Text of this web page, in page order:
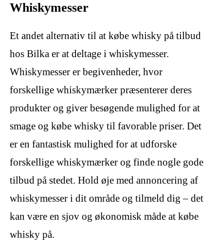
Whiskymesser
Et andet alternativ til at købe whisky på tilbud
hos Bilka er at deltage i whiskymesser.
Whiskymesser er begivenheder, hvor
forskellige whiskymærker præsenterer deres
produkter og giver besøgende mulighed for at
smage og købe whisky til favorable priser. Det
er en fantastisk mulighed for at udforske
forskellige whiskymærker og finde nogle gode
tilbud på stedet. Hold øje med annoncering af
whiskymesser i dit område og tilmeld dig – det
kan være en sjov og økonomisk måde at købe
whisky på.